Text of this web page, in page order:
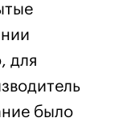
для
было